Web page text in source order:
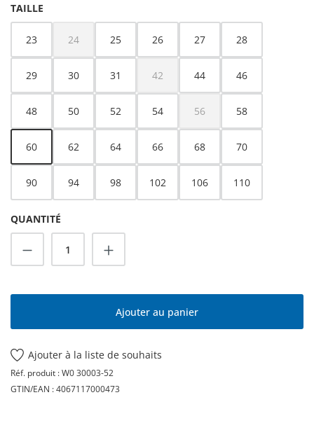
SÉLECTIONNEZ
TAILLE
23 24
(Cette option n'est pas disponible pour le moment.)
25 26 27 28
29 30 31 42
(Cette option n'est pas disponible pour
44 46
48 50 52 54 56
(Cette option n'est pas
58
60 62 64 66 68 70
90 94 98 102 106 110
QUANTITÉ
Quantité de produit : Entrez la quantité
Ajouter au panier
Ajouter à la liste de souhaits
Réf. produit :W0 30003-52
GTIN/EAN :4067117000473